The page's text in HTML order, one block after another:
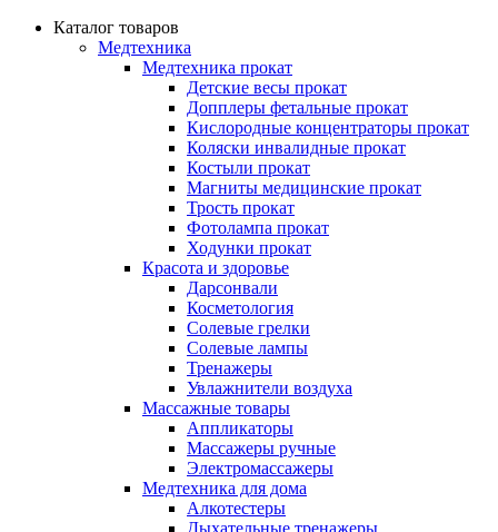
Каталог товаров
Медтехника
Медтехника прокат
Детские весы прокат
Допплеры фетальные прокат
Кислородные концентраторы прокат
Коляски инвалидные прокат
Костыли прокат
Магниты медицинские прокат
Трость прокат
Фотолампа прокат
Ходунки прокат
Красота и здоровье
Дарсонвали
Косметология
Солевые грелки
Солевые лампы
Тренажеры
Увлажнители воздуха
Массажные товары
Аппликаторы
Массажеры ручные
Электромассажеры
Медтехника для дома
Алкотестеры
Дыхательные тренажеры